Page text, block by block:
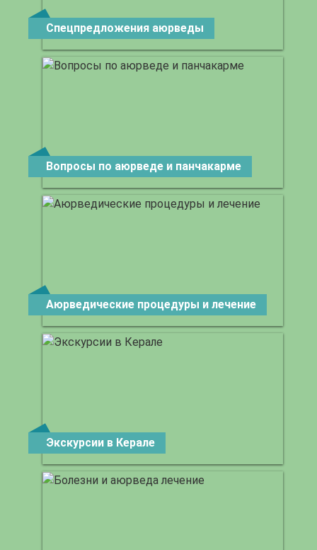
Спецпредложения аюрведы
Вопросы по аюрведе и панчакарме
Аюрведические процедуры и лечение
Экскурсии в Керале